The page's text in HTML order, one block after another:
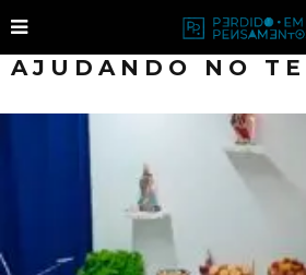
AJUDANDO NO